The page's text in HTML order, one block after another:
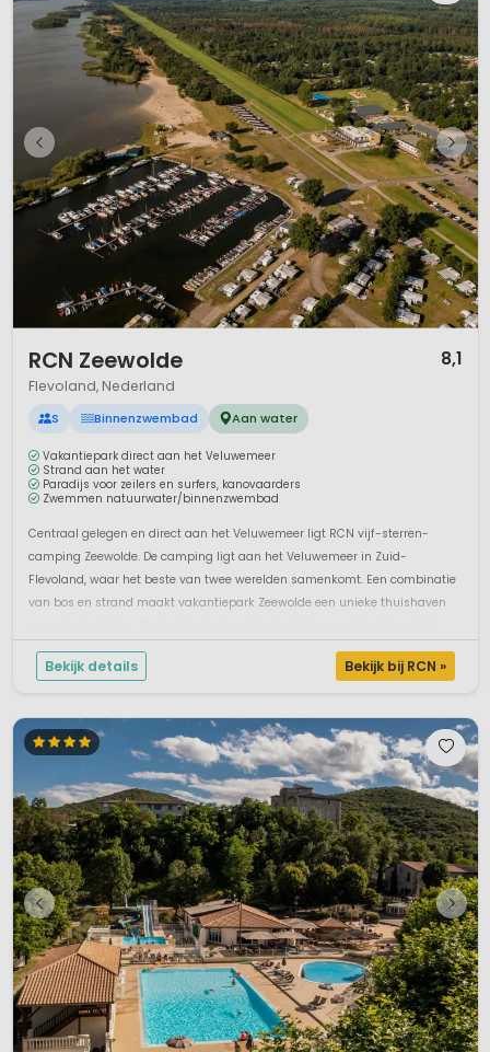
RCN Zeewolde 8,1
Flevoland, Nederland
S Binnenzwembad Aan water
Vakantiepark direct aan het Veluwemeer
Strand aan het water
Paradijs voor zeilers en surfers, kanovaarders
Zwemmen natuurwater/binnenzwembad
Centraal gelegen en direct aan het Veluwemeer ligt RCN vijf-sterren-
camping Zeewolde. De camping ligt aan het Veluwemeer in Zuid-
Flevoland, waar het beste van twee werelden samenkomt. Een combinatie
van bos en strand maakt vakantiepark Zeewolde een unieke thuishaven
vele uits...
Bekijk details Bekijk bij RCN »